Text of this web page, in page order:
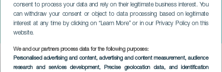
consent to process your data and rely on their legitimate business interest. You
can withdraw your consent or object to data processing based on legitimate
interest at any time by clicking on “Learn More” or in our Privacy Policy on this
website.
We and our partners process data for the following purposes:
Personalised advertising and content, advertising and content measurement, audience
research and services development, Precise geolocation data, and identification
Famtàstic · Noches de Artes
Gastronómicas. We Love
Papas
Imagen
Listado